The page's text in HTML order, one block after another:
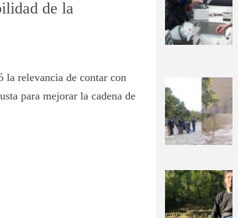
de la
relevancia de contar con
para mejorar la cadena de